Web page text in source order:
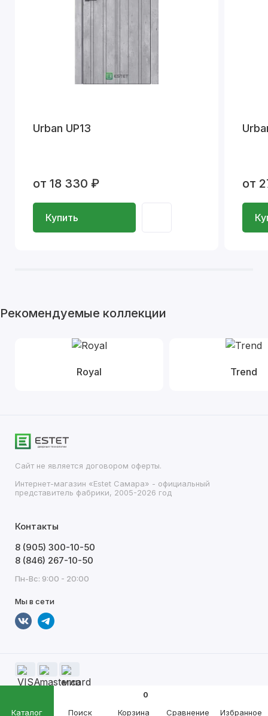
Каталог Поиск Корзина
0
Сравнение Избранное
Urban UP13
от 18 330 ₽
Купить
от
Рекомендуемые коллекции
Royal Trend
Сайт не является договором оферты.
Интернет-магазин «Estet Самара» - официальный
представитель фабрики, 2005-2026 год
Контакты
8 (905) 300-10-50
8 (846) 267-10-50
Пн-Вс: 9:00 - 20:00
Мы в сети